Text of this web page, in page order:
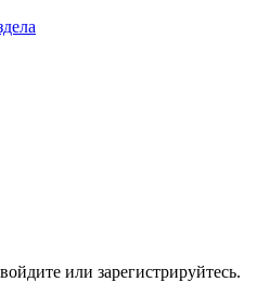
или зарегистрируйтесь.